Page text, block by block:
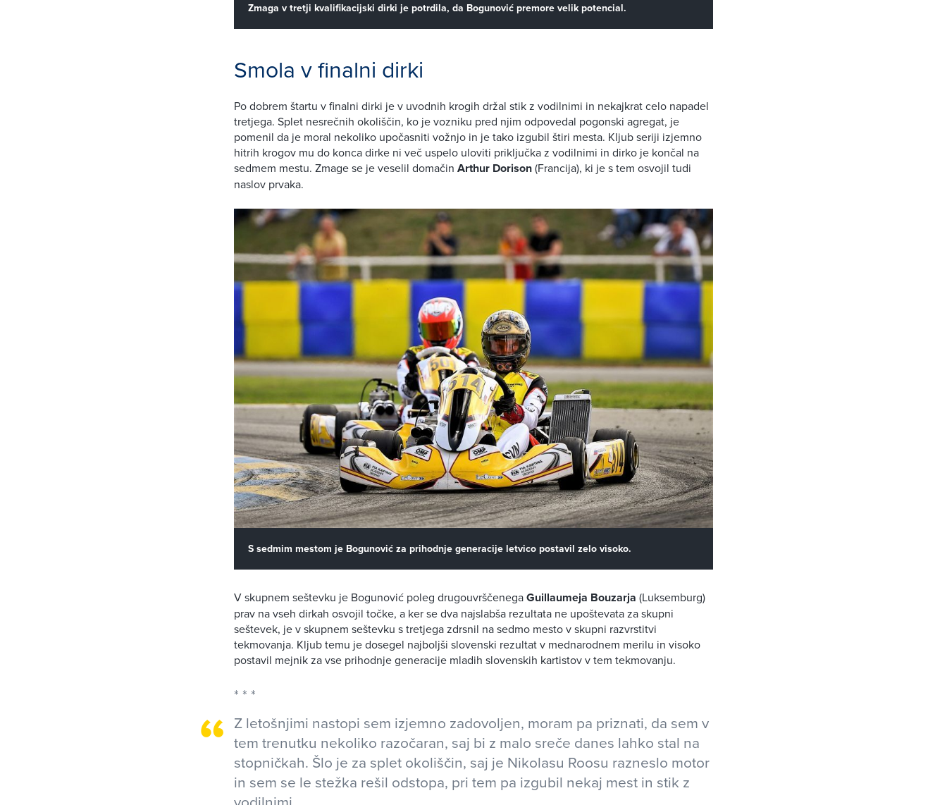
Zmaga v tretji kvalifikacijski dirki je potrdila, da Bogunović premore velik potencial.
Smola v finalni dirki
Po dobrem štartu v finalni dirki je v uvodnih krogih držal stik z vodilnimi in nekajkrat celo napadel
tretjega. Splet nesrečnih okoliščin, ko je vozniku pred njim odpovedal pogonski agregat, je
pomenil da je moral nekoliko upočasniti vožnjo in je tako izgubil štiri mesta. Kljub seriji izjemno
hitrih krogov mu do konca dirke ni več uspelo uloviti priključka z vodilnimi in dirko je končal na
sedmem mestu. Zmage se je veselil domačin Arthur Dorison(Francija), ki je s tem osvojil tudi
naslov prvaka.
S sedmim mestom je Bogunović za prihodnje generacije letvico postavil zelo visoko.
V skupnem seštevku je Bogunović poleg drugouvrščenegaGuillaumeja Bouzarja (Luksemburg)
prav na vseh dirkah osvojil točke, a ker se dva najslabša rezultata ne upoštevata za skupni
seštevek, je v skupnem seštevku s tretjega zdrsnil na sedmo mesto v skupni razvrstitvi
tekmovanja. Kljub temu je dosegel najboljši slovenski rezultat v mednarodnem merilu in visoko
postavil mejnik za vse prihodnje generacije mladih slovenskih kartistov v tem tekmovanju.
Z letošnjimi nastopi sem izjemno zadovoljen, moram pa priznati, da sem v
tem trenutku nekoliko razočaran, saj bi z malo sreče danes lahko stal na
stopničkah. Šlo je za splet okoliščin, saj je Nikolasu Roosu razneslo motor
in sem se le stežka rešil odstopa, pri tem pa izgubil nekaj mest in stik z